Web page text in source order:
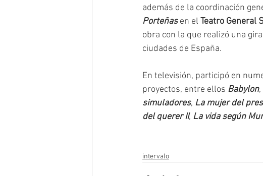
además de la coordinación
Porteñas en el Teatro General
obra con la que realizó una
ciudades de España.
En televisión, participó en
proyectos, entre ellos Babylon,
simuladores, La mujer del
del querer II, La vida según
intervalo